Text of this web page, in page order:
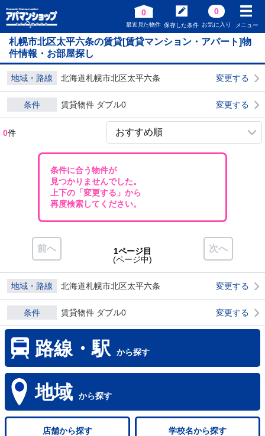
0
最近見た物件 保存した条件
0
お気に入り メニュー
札幌市北区太平六条の賃貸[賃貸マンション・アパート]物
件情報・お部屋探し
地域・路線 北海道札幌市北区太平六条 変更する
条件 賃貸物件 ダブル0 変更する
0件
条件に合う物件が
見つかりませんでした。
上下の「変更する」から
再度検索してください。
前へ 次へ
1ページ目
(ページ中)
地域・路線 北海道札幌市北区太平六条 変更する
条件 賃貸物件 ダブル0 変更する
路線・駅 から探す
地域 から探す
店舗から探す 学校名から探す